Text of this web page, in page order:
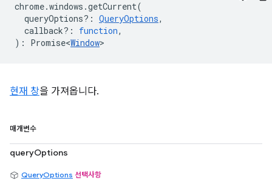
chrome.windows .getCurrent(
queryOptions? : QueryOptions,
callback? : function,
) : Promise<Window>
현재 창을 가져옵니다.
매개변수
queryOptions
QueryOptions 선택사항